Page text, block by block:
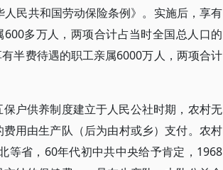
民共和国劳动保险条例》。实施后，享有
多万人，两项合计占当时全国总人口的
半费待遇的职工亲属6000万人，两项合计
户供养制度建立于人民公社时期，农村无
用由生产队（后为由村或乡）支付。农村
等省，60年代初中共中央给予肯定，1968